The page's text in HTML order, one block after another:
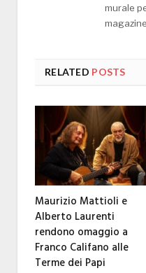
murale
RELATED POSTS
Maurizio Mattioli e
Alberto Laurenti
rendono omaggio a
Franco Califano alle
Terme dei Papi